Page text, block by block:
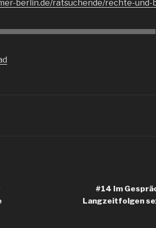
berlin.de/ratsuchende/rechte-und-
#14 Im
Langzeitfolgen